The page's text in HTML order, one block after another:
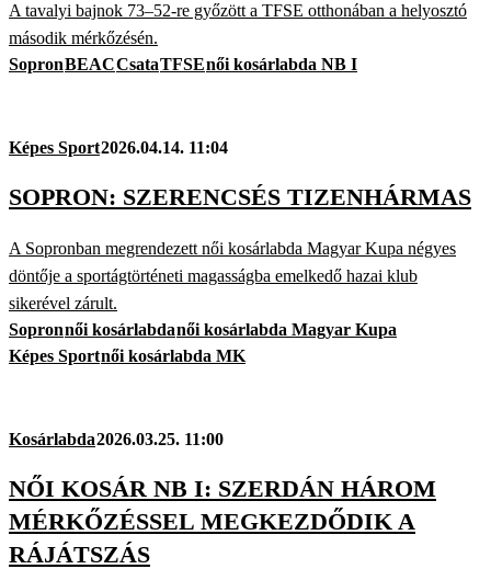
A tavalyi bajnok 73–52-re győzött a TFSE otthonában a helyosztó
második mérkőzésén.
SopronBEACCsataTFSEnői kosárlabda NB I
Képes Sport2026.04.14. 11:04
SOPRON: SZERENCSÉS TIZENHÁRMAS
A Sopronban megrendezett női kosárlabda Magyar Kupa négyes
döntője a sportágtörténeti magasságba emelkedő hazai klub
sikerével zárult.
Sopronnői kosárlabdanői kosárlabda Magyar Kupa
Képes Sportnői kosárlabda MK
Kosárlabda2026.03.25. 11:00
NŐI KOSÁR NB I: SZERDÁN HÁROM
MÉRKŐZÉSSEL MEGKEZDŐDIK A
RÁJÁTSZÁS